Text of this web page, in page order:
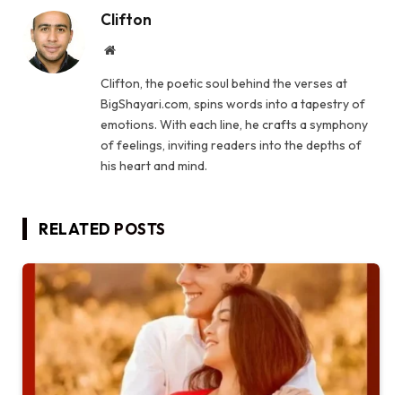
Clifton
Website
Clifton, the poetic soul behind the verses at
BigShayari.com, spins words into a tapestry of
emotions. With each line, he crafts a symphony
of feelings, inviting readers into the depths of
his heart and mind.
RELATED POSTS